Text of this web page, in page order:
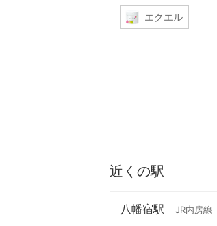
エクエル
近くの駅
八幡宿駅 JR内房線